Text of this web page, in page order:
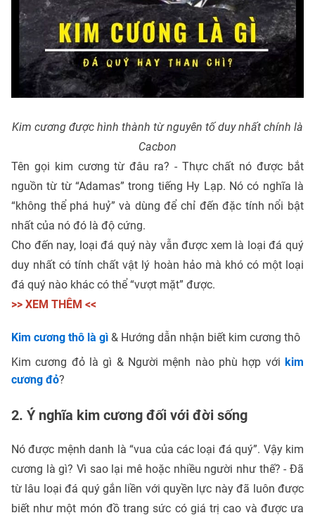
Kim cương được hình thành từ nguyên tố duy nhất chính là
Cacbon
Tên gọi kim cương từ đâu ra? - Thực chất nó được bắt
nguồn từ từ “Adamas” trong tiếng Hy Lạp. Nó có nghĩa là
“không thể phá huỷ” và dùng để chỉ đến đặc tính nổi bật
nhất của nó đó là độ cứng.
Cho đến nay, loại đá quý này vẫn được xem là loại đá quý
duy nhất có tính chất vật lý hoàn hảo mà khó có một loại
đá quý nào khác có thể “vượt mặt” được.
>> XEM THÊM <<
Kim cương thô là gì & Hướng dẫn nhận biết kim cương thô
Kim cương đỏ là gì & Người mệnh nào phù hợp với kim
cương đỏ?
2. Ý nghĩa kim cương đối với đời sống
Nó được mệnh danh là “vua của các loại đá quý”. Vậy kim
cương là gì? Vì sao lại mê hoặc nhiều người như thế? - Đã
từ lâu loại đá quý gắn liền với quyền lực này đã luôn được
biết như một món đồ trang sức có giá trị cao và được ưa